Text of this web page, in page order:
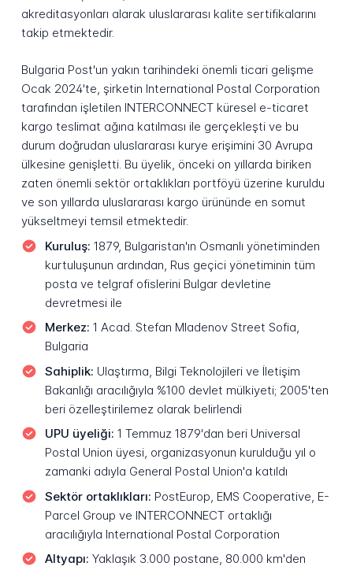
akreditasyonları alarak uluslararası kalite sertifikalarını
takip etmektedir.
Bulgaria Post'un yakın tarihindeki önemli ticari gelişme
Ocak 2024'te, şirketin International Postal Corporation
tarafından işletilen INTERCONNECT küresel e-ticaret
kargo teslimat ağına katılması ile gerçekleşti ve bu
durum doğrudan uluslararası kurye erişimini 30 Avrupa
ülkesine genişletti. Bu üyelik, önceki on yıllarda biriken
zaten önemli sektör ortaklıkları portföyü üzerine kuruldu
ve son yıllarda uluslararası kargo ürününde en somut
yükseltmeyi temsil etmektedir.
Kuruluş: 1879, Bulgaristan'ın Osmanlı yönetiminden
kurtuluşunun ardından, Rus geçici yönetiminin tüm
posta ve telgraf ofislerini Bulgar devletine
devretmesi ile
Merkez: 1 Acad. Stefan Mladenov Street Sofia,
Bulgaria
Sahiplik: Ulaştırma, Bilgi Teknolojileri ve İletişim
Bakanlığı aracılığıyla %100 devlet mülkiyeti; 2005'ten
beri özelleştirilemez olarak belirlendi
UPU üyeliği: 1 Temmuz 1879'dan beri Universal
Postal Union üyesi, organizasyonun kurulduğu yıl o
zamanki adıyla General Postal Union'a katıldı
Sektör ortaklıkları: PostEurop, EMS Cooperative, E-
Parcel Group ve INTERCONNECT ortaklığı
aracılığıyla International Postal Corporation
Altyapı: Yaklaşık 3.000 postane, 80.000 km'den